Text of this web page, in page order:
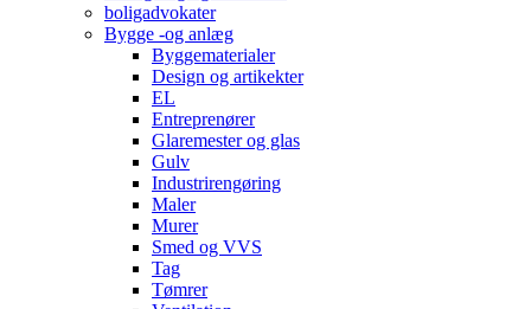
boligadvokater
Bygge -og anlæg
Byggematerialer
Design og artikekter
EL
Entreprenører
Glaremester og glas
Gulv
Industrirengøring
Maler
Murer
Smed og VVS
Tag
Tømrer